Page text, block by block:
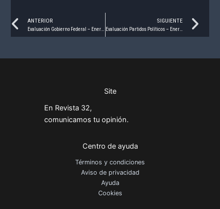
Prev
ANTERIOR
Evaluación Gobierno Federal – Enero 2021
SIGUIENTE
Evaluación Partidos Políticos – Enero 2021
Site
En Revista 32,
comunicamos tu opinión.
Centro de ayuda
Términos y condiciones
Aviso de privacidad
Ayuda
Cookies